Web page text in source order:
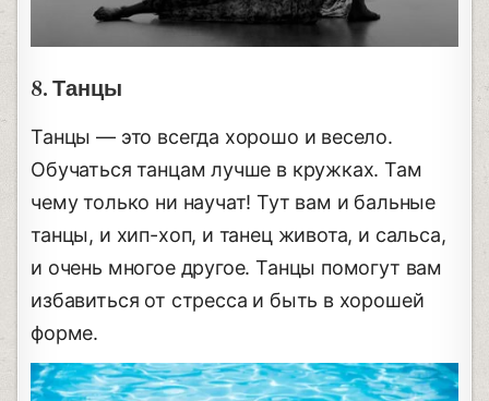
8. Танцы
Танцы — это всегда хорошо и весело.
Обучаться танцам лучше в кружках. Там
чему только ни научат! Тут вам и бальные
танцы, и хип-хоп, и танец живота, и сальса,
и очень многое другое. Танцы помогут вам
избавиться от стресса и быть в хорошей
форме.